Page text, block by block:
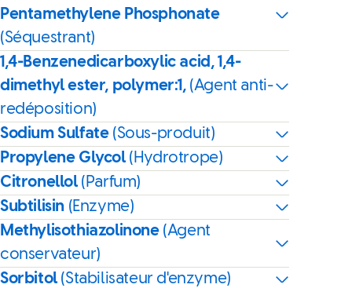
Pentamethylene Phosphonate
(Séquestrant)
1,4-Benzenedicarboxylic acid, 1,4-
dimethyl ester, polymer:1, (Agent anti-
redéposition)
Sodium Sulfate (Sous-produit)
Propylene Glycol(Hydrotrope)
Citronellol(Parfum)
Subtilisin (Enzyme)
Methylisothiazolinone (Agent
conservateur)
Sorbitol(Stabilisateur d'enzyme)